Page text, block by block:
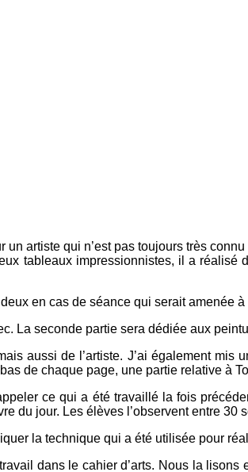
artiste qui n’est pas toujours très
tableaux impressionnistes, il a réalisé
en cas de séance qui serait amenée à
La seconde partie sera dédiée aux
aussi de l’artiste. J’ai également
de chaque page, une partie relative à
ce qui a été travaillé la fois
du jour. Les élèves l’observent entre 30
la technique qui a été utilisée pour
dans le cahier d’arts. Nous la lisons